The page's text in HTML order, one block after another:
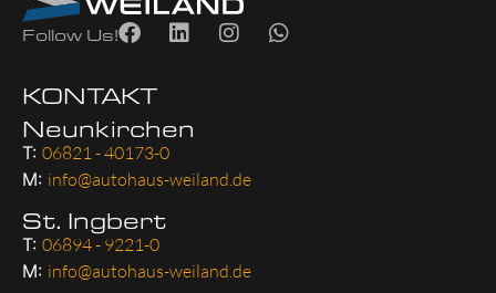
Follow Us!
KONTAKT
Neunkirchen
T: 06821 - 40173-0
M: info@autohaus-weiland.de
St. Ingbert
T: 06894 - 9221-0
M: info@autohaus-weiland.de